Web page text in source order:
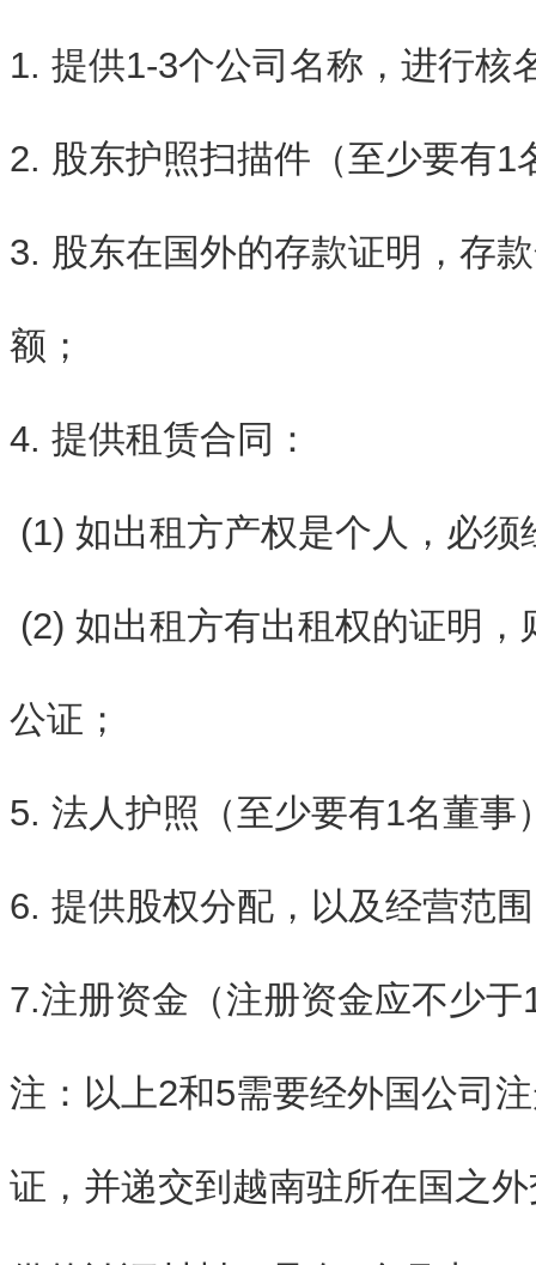
1. 提供1-3个公司名称，进行核
2. 股东护照扫描件（至少要有1
3. 股东在国外的存款证明，存
额；
4. 提供租赁合同：
(1) 如出租方产权是个人，必
(2) 如出租方有出租权的证明
公证；
5. 法人护照（至少要有1名董事
6. 提供股权分配，以及经营范
7.注册资金（注册资金应不少于
注：以上2和5需要经外国公司
证，并递交到越南驻所在国之